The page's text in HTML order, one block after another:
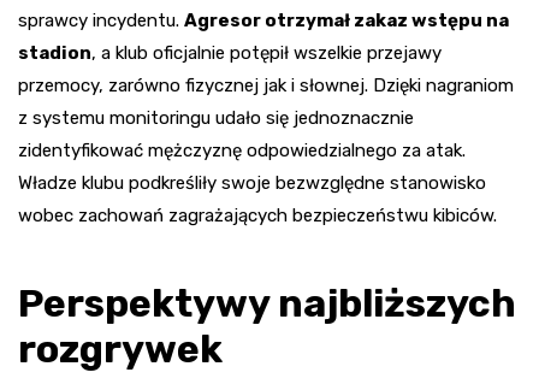
sprawcy incydentu. Agresor otrzymał zakaz wstępu na
stadion, a klub oficjalnie potępił wszelkie przejawy
przemocy, zarówno fizycznej jak i słownej. Dzięki nagraniom
z systemu monitoringu udało się jednoznacznie
zidentyfikować mężczyznę odpowiedzialnego za atak.
Władze klubu podkreśliły swoje bezwzględne stanowisko
wobec zachowań zagrażających bezpieczeństwu kibiców.
Perspektywy najbliższych
rozgrywek